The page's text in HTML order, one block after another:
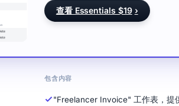
包含内容
"Freelancer Invoice" 工作表，提
查看 Essentials $19 ›